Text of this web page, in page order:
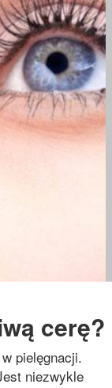
cerę?
pielęgnacji.
niezwykle